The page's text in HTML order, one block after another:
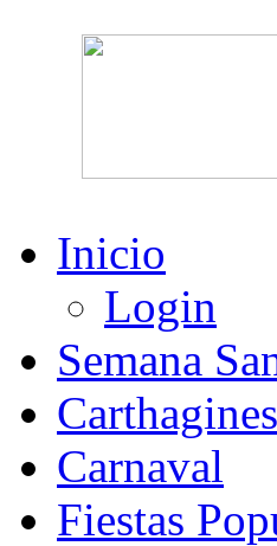
Inicio
Login
Semana
Carnaval
Fiestas